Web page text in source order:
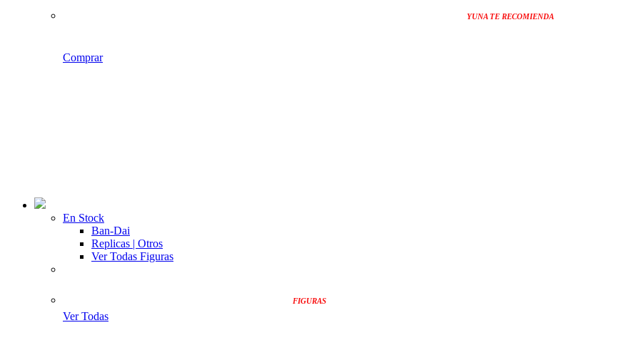
YUNA TE RECOMIENDA
Comprar
En Stock
Ban-Dai
Replicas | Otros
Ver Todas Figuras
FIGURAS
Ver Todas